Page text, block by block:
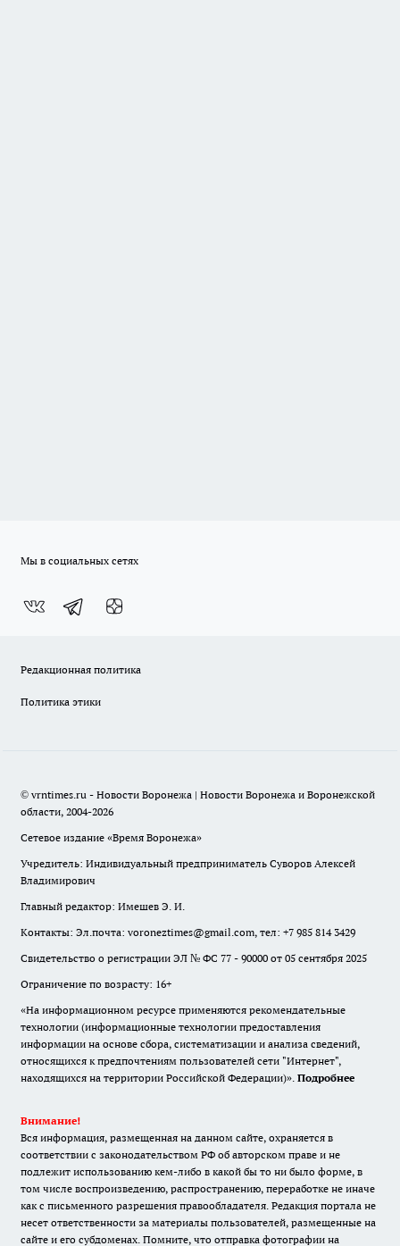
Мы в социальных сетях
Редакционная политика
Политика этики
© vrntimes.ru - Новости Воронежа | Новости Воронежа и Воронежской
области, 2004-2026
Сетевое издание «Время Воронежа»
Учредитель: Индивидуальный предприниматель Суворов Алексей
Владимирович
Главный редактор: Имешев Э. И.
Контакты: Эл.почта: voroneztimes@gmail.com, тел: +7 985 814 3429
Свидетельство о регистрации ЭЛ № ФС 77 - 90000 от 05 сентября 2025
Ограничение по возрасту: 16+
«На информационном ресурсе применяются рекомендательные
технологии (информационные технологии предоставления
информации на основе сбора, систематизации и анализа сведений,
относящихся к предпочтениям пользователей сети "Интернет",
находящихся на территории Российской Федерации)». Подробнее
Внимание!
Вся информация, размещенная на данном сайте, охраняется в
соответствии с законодательством РФ об авторском праве и не
подлежит использованию кем-либо в какой бы то ни было форме, в
том числе воспроизведению, распространению, переработке не иначе
как с письменного разрешения правообладателя. Редакция портала не
несет ответственности за материалы пользователей, размещенные на
сайте и его субдоменах. Помните, что отправка фотографии на